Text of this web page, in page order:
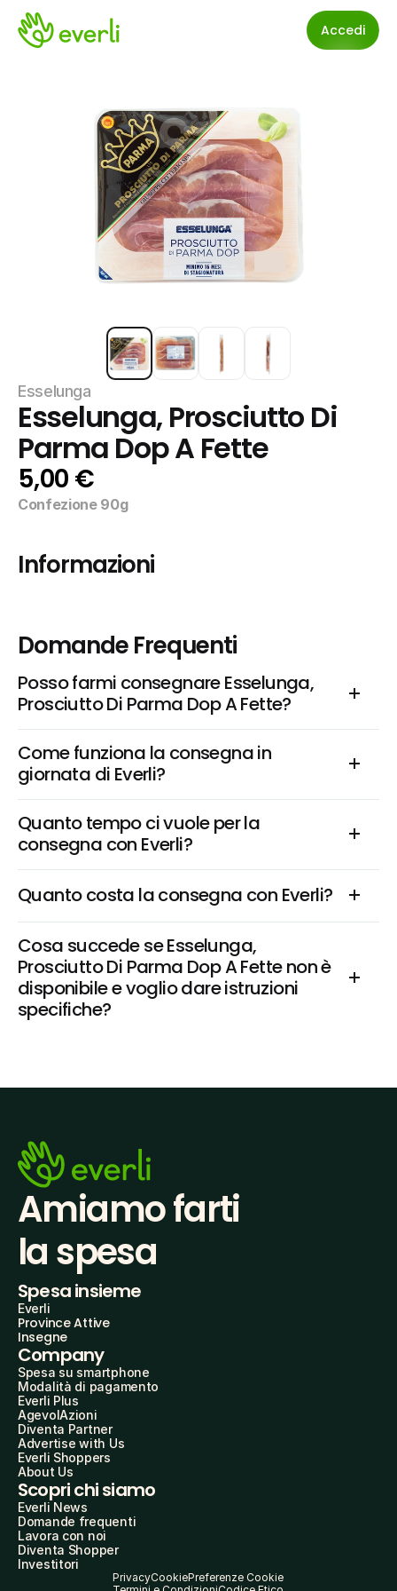
Accedi
Esselunga
Esselunga, Prosciutto Di
Parma Dop A Fette
5,00 €
Confezione 90g
Informazioni
Domande Frequenti
Posso farmi consegnare Esselunga,
Prosciutto Di Parma Dop A Fette?
Come funziona la consegna in
giornata di Everli?
Quanto tempo ci vuole per la
consegna con Everli?
Quanto costa la consegna con Everli?
Cosa succede se Esselunga,
Prosciutto Di Parma Dop A Fette non è
disponibile e voglio dare istruzioni
specifiche?
Amiamo farti
la spesa
Spesa insieme
Everli
Province Attive
Insegne
Company
Spesa su smartphone
Modalità di pagamento
Everli Plus
AgevolAzioni
Diventa Partner
Advertise with Us
Everli Shoppers
About Us
Scopri chi siamo
Everli News
Domande frequenti
Lavora con noi
Diventa Shopper
Investitori
PrivacyCookiePreferenze Cookie